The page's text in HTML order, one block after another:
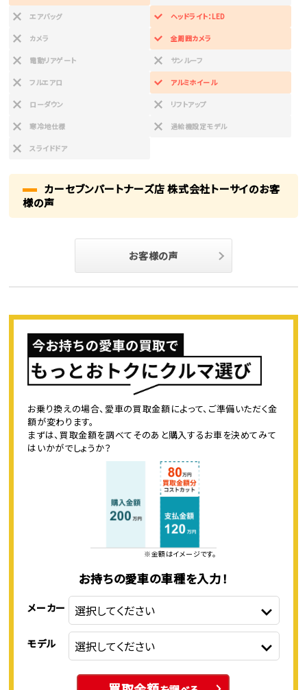
エアバッグ ヘッドライト：LED
カメラ 全周囲カメラ
電動リアゲート サンルーフ
フルエアロ アルミホイール
ローダウン リフトアップ
寒冷地仕様 過給機設定モデル
スライドドア
カーセブンパートナーズ店 株式会社トーサイのお客
様の声
お客様の声
お乗り換えの場合、愛車の買取金額によって、ご準備いただく金
額が変わります。
まずは、買取金額を調べてそのあと購入するお車を決めてみて
はいかがでしょうか？
※金額はイメージです。
お持ちの愛車の車種を入力！
メーカー
モデル